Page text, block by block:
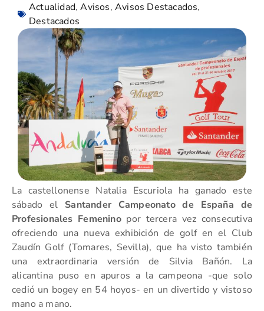
Actualidad,Avisos,Avisos Destacados,
Destacados
La castellonense Natalia Escuriola ha ganado este
sábado el Santander Campeonato de España de
Profesionales Femeninopor tercera vez consecutiva
ofreciendo una nueva exhibición de golf en el Club
Zaudín Golf (Tomares, Sevilla), que ha visto también
una extraordinaria versión de Silvia Bañón. La
alicantina puso en apuros a la campeona -que solo
cedió un bogey en 54 hoyos- en un divertido y vistoso
mano a mano.